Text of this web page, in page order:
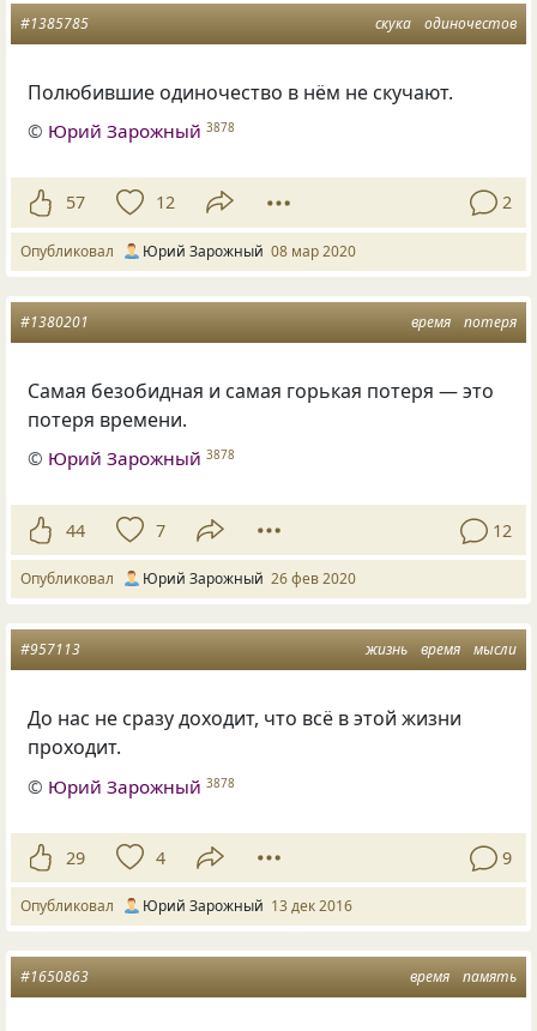
скука одиночестов
#1385785
Полюбившие одиночество в нём не скучают.
© Юрий Зарожный 3878
57 12 2
Опубликовал Юрий Зарожный 08 мар 2020
время потеря
#1380201
Самая безобидная и самая горькая потеря — это
потеря времени.
© Юрий Зарожный 3878
44 7 12
Опубликовал Юрий Зарожный 26 фев 2020
жизнь время мысли
#957113
До нас не сразу доходит, что всё в этой жизни
проходит.
© Юрий Зарожный 3878
29 4 9
Опубликовал Юрий Зарожный 13 дек 2016
время память
#1650863